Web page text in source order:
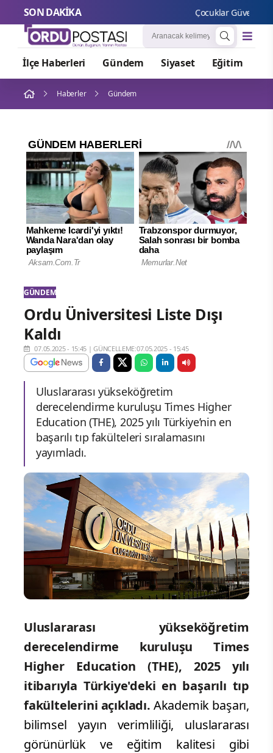
SON DAKİKA Çocuklar Güvende
İlçe Haberleri Gündem Siyaset Eğitim
Haberler Gündem
GÜNDEM
Ordu Üniversitesi Liste Dışı
Kaldı
07.05.2025 - 15:45 |GÜNCELLEME:07.05.2025 - 15:45
Uluslararası yükseköğretim
derecelendirme kuruluşu Times Higher
Education (THE), 2025 yılı Türkiye’nin en
başarılı tıp fakülteleri sıralamasını
yayımladı.
Uluslararası yükseköğretim
derecelendirme kuruluşu Times
Higher Education (THE), 2025 yılı
itibarıyla Türkiye'deki en başarılı tıp
fakültelerini açıkladı. Akademik başarı,
bilimsel yayın verimliliği, uluslararası
görünürlük ve eğitim kalitesi gibi